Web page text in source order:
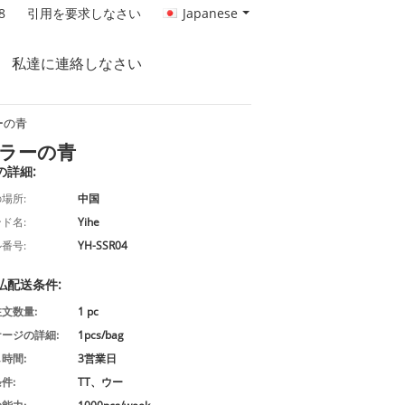
引用を要求しなさい Japanese
私達に連絡しなさい
の青
ーの青
詳細:
所:
中国
名:
Yihe
号:
YH-SSR04
配送条件:
数量:
1 pc
ジの詳細:
1pcs/bag
間:
3営業日
:
TT、ウー